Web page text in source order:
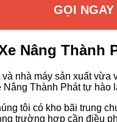
GỌI
Nâng Thành
nhà máy sản xuất
Thành Phát tự
tôi có kho bãi trung
trường hợp cần điều